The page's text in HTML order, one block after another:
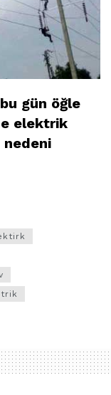
gün öğle
elektrik
nedeni